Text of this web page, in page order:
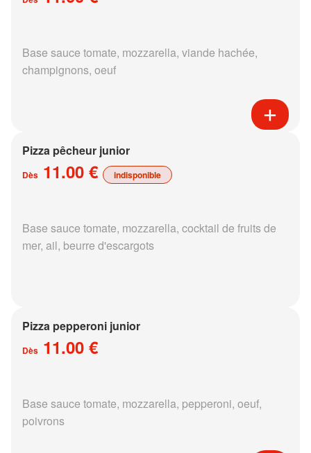
Base sauce tomate, mozzarella, viande hachée,
champignons, oeuf
Pizza pêcheur junior
Dès 11.00 € indisponible
Base sauce tomate, mozzarella, cocktail de fruits de
mer, ail, beurre d'escargots
Pizza pepperoni junior
Dès 11.00 €
Base sauce tomate, mozzarella, pepperoni, oeuf,
poivrons